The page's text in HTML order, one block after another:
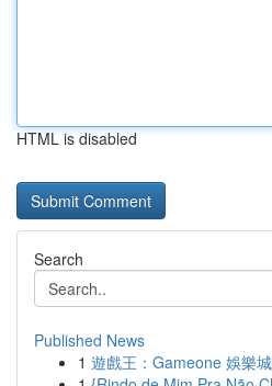
HTML is disabled
Search
Published News
1 遊戲王：Gameone 娛樂